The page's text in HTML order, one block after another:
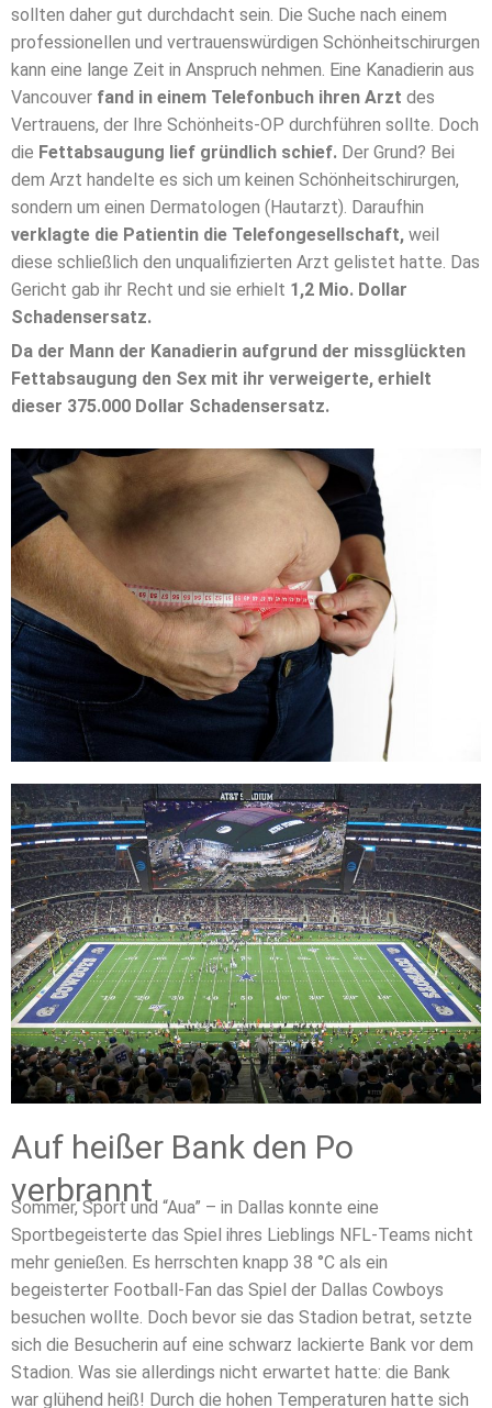
sollten daher gut durchdacht sein. Die Suche nach einem
professionellen und vertrauenswürdigen Schönheitschirurgen
kann eine lange Zeit in Anspruch nehmen. Eine Kanadierin aus
Vancouver fand in einem Telefonbuch ihren Arzt des
Vertrauens, der Ihre Schönheits-OP durchführen sollte. Doch
die Fettabsaugung lief gründlich schief. Der Grund? Bei
dem Arzt handelte es sich um keinen Schönheitschirurgen,
sondern um einen Dermatologen (Hautarzt). Daraufhin
verklagte die Patientin die Telefongesellschaft, weil
diese schließlich den unqualifizierten Arzt gelistet hatte. Das
Gericht gab ihr Recht und sie erhielt 1,2 Mio. Dollar
Schadensersatz.
Da der Mann der Kanadierin aufgrund der missglückten
Fettabsaugung den Sex mit ihr verweigerte, erhielt
dieser 375.000 Dollar Schadensersatz.
Auf heißer Bank den Po
verbrannt
Sommer, Sport und “Aua” – in Dallas konnte eine
Sportbegeisterte das Spiel ihres Lieblings NFL-Teams nicht
mehr genießen. Es herrschten knapp 38 °C als ein
begeisterter Football-Fan das Spiel der Dallas Cowboys
besuchen wollte. Doch bevor sie das Stadion betrat, setzte
sich die Besucherin auf eine schwarz lackierte Bank vor dem
Stadion. Was sie allerdings nicht erwartet hatte: die Bank
war glühend heiß! Durch die hohen Temperaturen hatte sich